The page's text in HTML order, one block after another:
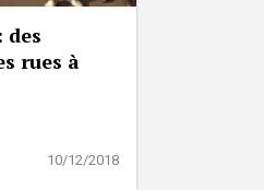
des
rues à
10/12/2018